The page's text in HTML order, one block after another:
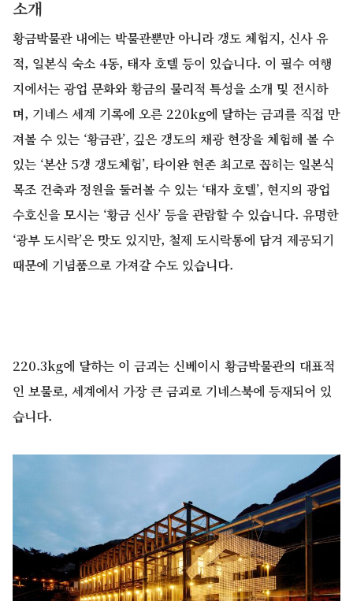
소개
황금박물관 내에는 박물관뿐만 아니라 갱도 체험지, 신사 유
적, 일본식 숙소 4동, 태자 호텔 등이 있습니다. 이 필수 여행
지에서는 광업 문화와 황금의 물리적 특성을 소개 및 전시하
며, 기네스 세계 기록에 오른 220kg에 달하는 금괴를 직접 만
져볼 수 있는 ‘황금관’, 깊은 갱도의 채광 현장을 체험해 볼 수
있는 ‘본산 5갱 갱도체험’, 타이완 현존 최고로 꼽히는 일본식
목조 건축과 정원을 둘러볼 수 있는 ‘태자 호텔’, 현지의 광업
수호신을 모시는 ‘황금 신사’ 등을 관람할 수 있습니다. 유명한
‘광부 도시락’은 맛도 있지만, 철제 도시락통에 담겨 제공되기
때문에 기념품으로 가져갈 수도 있습니다.
220.3kg에 달하는 이 금괴는 신베이시 황금박물관의 대표적
인 보물로, 세계에서 가장 큰 금괴로 기네스북에 등재되어 있
습니다.